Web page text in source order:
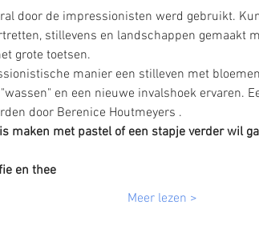
door de impressionisten werd gebruikt.
stillevens en landschappen gemaakt
grote toetsen.
manier een stilleven met
en een nieuwe invalshoek ervaren.
door Berenice Houtmeyers .
maken met pastel of een stapje verder wil
en thee
Meer lezen >